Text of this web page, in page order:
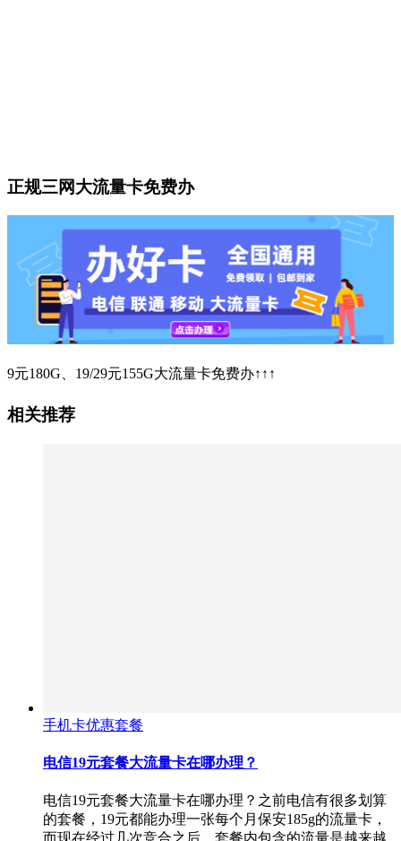
正规三网大流量卡免费办
9元180G、19/29元155G大流量卡免费办↑↑↑
相关推荐
手机卡优惠套餐
电信19元套餐大流量卡在哪办理？
电信19元套餐大流量卡在哪办理？之前电信有很多划算
的套餐，19元都能办理一张每个月保安185g的流量卡，